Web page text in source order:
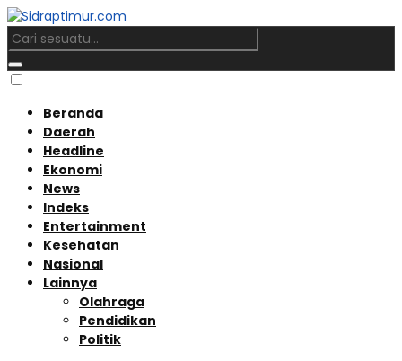
Beranda
Daerah
Headline
Ekonomi
News
Indeks
Entertainment
Kesehatan
Nasional
Lainnya
Olahraga
Pendidikan
Politik